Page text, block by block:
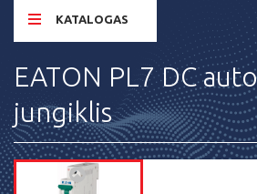
KATALOGAS
EATON PL7 DC
jungiklis